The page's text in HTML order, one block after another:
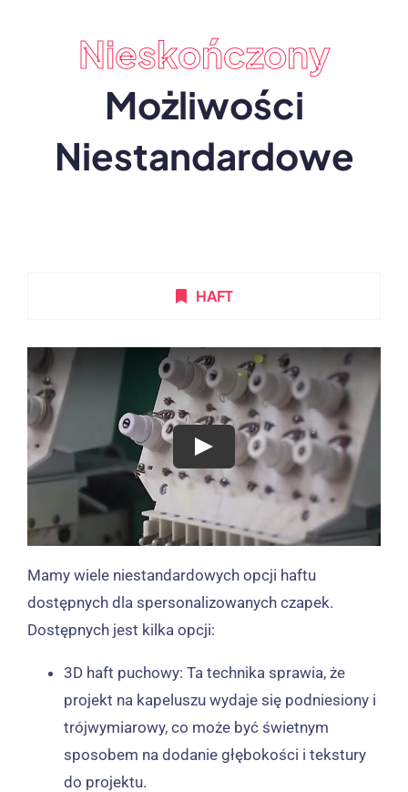
Nieskończony
Możliwości
Niestandardowe
HAFT
Mamy wiele niestandardowych opcji haftu
dostępnych dla spersonalizowanych czapek.
Dostępnych jest kilka opcji:
3D haft puchowy: Ta technika sprawia, że ​​
projekt na kapeluszu wydaje się podniesiony i
trójwymiarowy, co może być świetnym
sposobem na dodanie głębokości i tekstury
do projektu.